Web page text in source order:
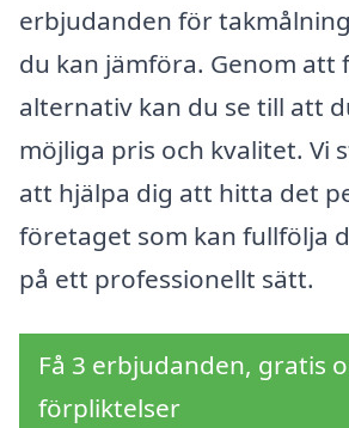
erbjudanden för
du kan jämföra. Genom att
alternativ kan du se till att
möjliga pris och kvalitet. Vi
att hjälpa dig att hitta det
företaget som kan fullfölja
på ett professionellt sätt.
Få 3 erbjudanden, gratis
förpliktelser